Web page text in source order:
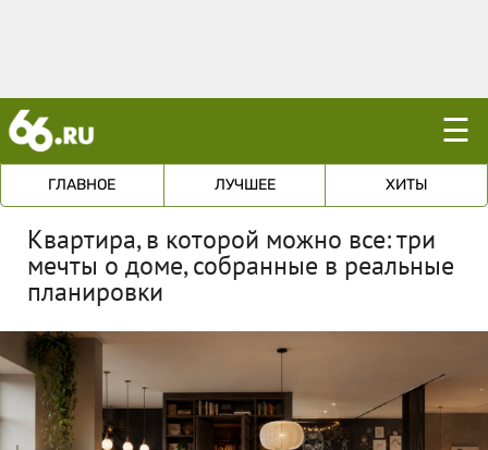
☰
ГЛАВНОЕ ЛУЧШЕЕ ХИТЫ
Квартира, в которой можно все: три
мечты о доме, собранные в реальные
планировки